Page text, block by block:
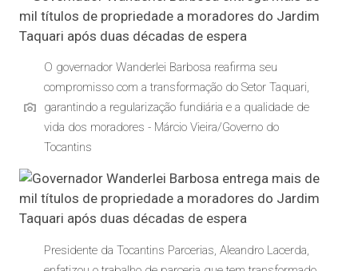
O governador Wanderlei Barbosa reafirma seu
compromisso com a transformação do Setor Taquari,
garantindo a regularização fundiária e a qualidade de
vida dos moradores - Márcio Vieira/Governo do
Tocantins
Presidente da Tocantins Parcerias, Aleandro Lacerda,